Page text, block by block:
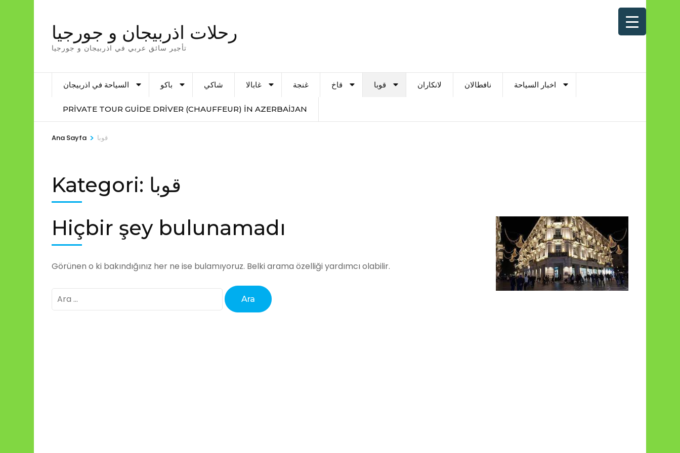
(Enter
tuşuna
رحلات اذربيجان و جورجيا
تأجير سائق عربي في اذربيجان و جورجيا
السياحة في اذربيجان باكو شاكي غابالا غنجة قاخ قوبا لانكاران نافطالان اخبار السياحة
PRIVATE TOUR GUIDE DRIVER (CHAUFFEUR) IN AZERBAIJAN
Ana Sayfa > قوبا
Kategori: قوبا
Hiçbir şey bulunamadı
Görünen o ki bakındığınız her ne ise bulamıyoruz. Belki arama özelliği yardımcı olabilir.
Arama: